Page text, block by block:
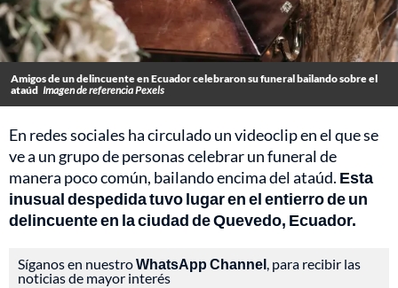
Amigos de un delincuente en Ecuador celebraron su funeral bailando sobre el
ataúd Imagen de referencia Pexels
En redes sociales ha circulado un videoclip en el que se
ve a un grupo de personas celebrar un funeral de
manera poco común, bailando encima del ataúd. Esta
inusual despedida tuvo lugar en el entierro de un
delincuente en la ciudad de Quevedo, Ecuador.
Síganos en nuestroWhatsApp Channel, para recibir las
noticias de mayor interés